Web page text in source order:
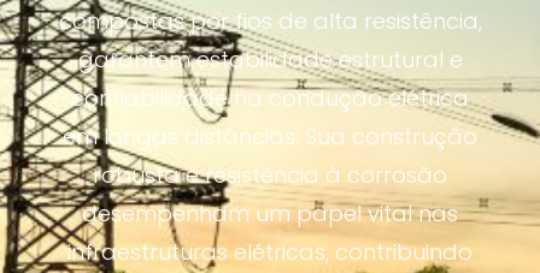
compostas por fios de alta resistência,
garantem estabilidade estrutural e
confiabilidade na condução elétrica
em longas distâncias. Sua construção
robusta e resistência à corrosão
desempenham um papel vital nas
infraestruturas elétricas, contribuindo